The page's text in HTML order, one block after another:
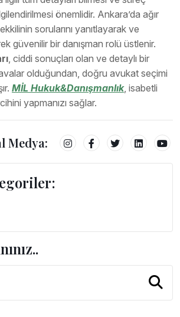
önemlidir. Ankara’da ağır
sorularını yanıtlayarak ve
güvenilir bir danışman rolü üstlenir.
, ciddi sonuçları olan ve detaylı bir
olduğundan, doğru avukat seçimi
MİL Hukuk&Danışmanlık, isabetli
yapmanızı sağlar.
Medya: